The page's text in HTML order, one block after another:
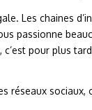
Les chaines
passionne
pour plus
réseaux